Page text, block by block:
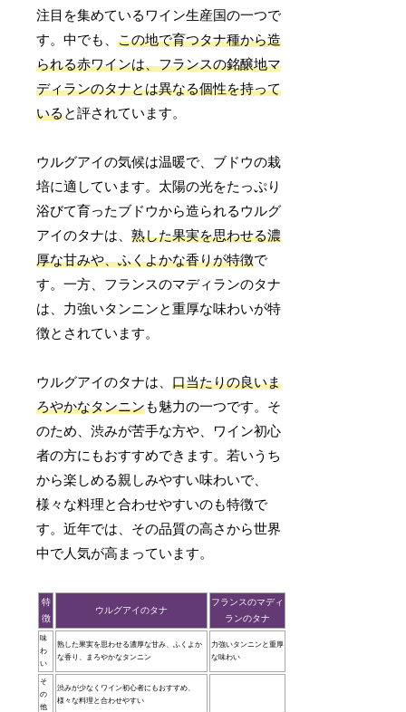
注目を集めているワイン生産国の一つで
す。中でも、この地で育つタナ種から造
られる赤ワインは、フランスの銘醸地マ
ディランのタナとは異なる個性を持って
いると評されています。
ウルグアイの気候は温暖で、ブドウの栽
培に適しています。太陽の光をたっぷり
浴びて育ったブドウから造られるウルグ
アイのタナは、熟した果実を思わせる濃
厚な甘みや、ふくよかな香りが特徴で
す。一方、フランスのマディランのタナ
は、力強いタンニンと重厚な味わいが特
徴とされています。
ウルグアイのタナは、口当たりの良いま
ろやかなタンニンも魅力の一つです。そ
のため、渋みが苦手な方や、ワイン初心
者の方にもおすすめできます。若いうち
から楽しめる親しみやすい味わいで、
様々な料理と合わせやすいのも特徴で
す。近年では、その品質の高さから世界
中で人気が高まっています。
特
徴
ウルグアイのタナ
フランスのマディ
ランのタナ
味
わ
い
熟した果実を思わせる濃厚な甘み、ふくよか
な香り、まろやかなタンニン
力強いタンニンと重厚
な味わい
そ
の
他
渋みが少なくワイン初心者にもおすすめ、
様々な料理と合わせやすい